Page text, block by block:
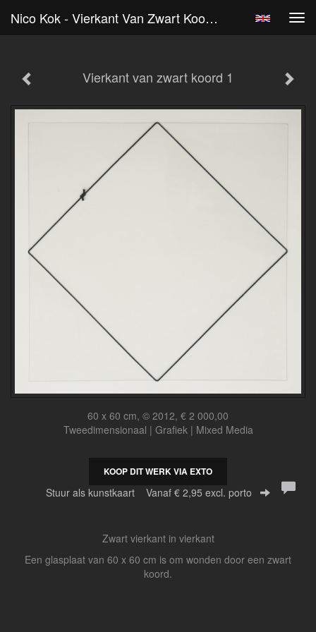
Nico Kok - Vierkant Van Zwart Koord 1
Vierkant van zwart koord 1
60 x 60 cm, © 2012, € 2 000,00
Tweedimensionaal | Grafiek | Mixed Media
KOOP DIT WERK VIA EXTO
Stuur als kunstkaart Vanaf € 2,95 excl. porto
Zwart vierkant in vierkant
Een glasplaat van 60 x 60 cm is om wonden door een zwart
koord.